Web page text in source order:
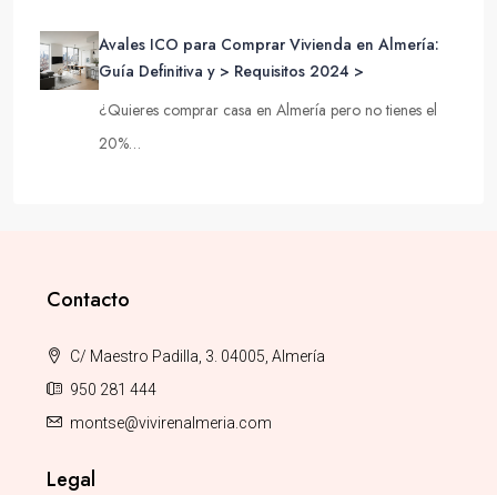
Avales ICO para Comprar Vivienda en Almería:
Guía Definitiva y > Requisitos 2024 >
¿Quieres comprar casa en Almería pero no tienes el
20%…
Contacto
C/ Maestro Padilla, 3. 04005, Almería
950 281 444
montse@vivirenalmeria.com
Legal